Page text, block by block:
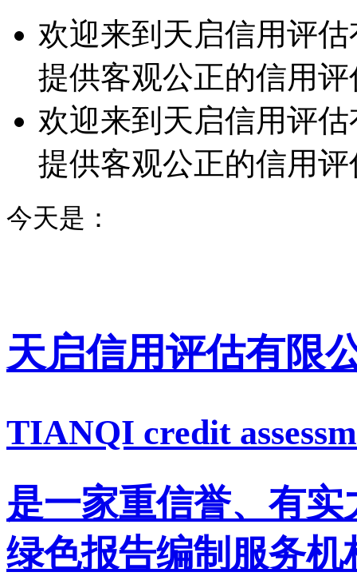
欢迎来到天启信用评
提供客观公正的信用
欢迎来到天启信用评
提供客观公正的信用
今天是：
天启信用评估有限
TIANQI credit
是一家重信誉、有
绿色报告编制服务机